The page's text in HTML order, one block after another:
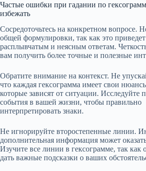
Частые ошибки при гадании по
избежать
Сосредоточьтесь на конкретном вопросе.
общей формулировки, так как это
расплывчатым и неясным ответам.
вам получить более точные и полезные
Обратите внимание на контекст. Не
что каждая гексограмма имеет свои
которые зависят от ситуации. Исследуйте
события в вашей жизни, чтобы правильно
интерпретировать знаки.
Не игнорируйте второстепенные линии.
дополнительная информация может
Изучите все линии в гексограмме, так как
дать важные подсказки о ваших